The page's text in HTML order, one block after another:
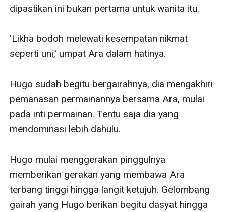
dipastikan ini bukan pertama untuk wanita itu.
'Likha bodoh melewati kesempatan nikmat
seperti uni,' umpat Ara dalam hatinya.
Hugo sudah begitu bergairahnya, dia mengakhiri
pemanasan permainannya bersama Ara, mulai
pada inti permainan. Tentu saja dia yang
mendominasi lebih dahulu.
Hugo mulai menggerakan pinggulnya
memberikan gerakan yang membawa Ara
terbang tinggi hingga langit ketujuh. Gelombang
gairah yang Hugo berikan begitu dasyat hingga